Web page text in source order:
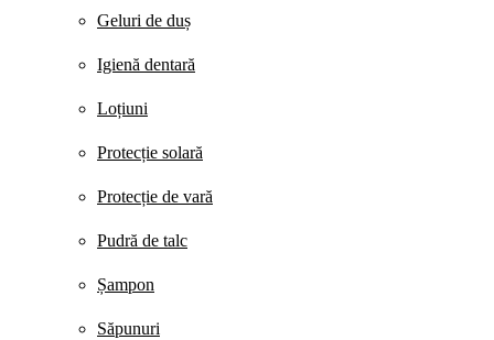
Geluri de duș
Igienă dentară
Loțiuni
Protecție solară
Protecție de vară
Pudră de talc
Șampon
Săpunuri